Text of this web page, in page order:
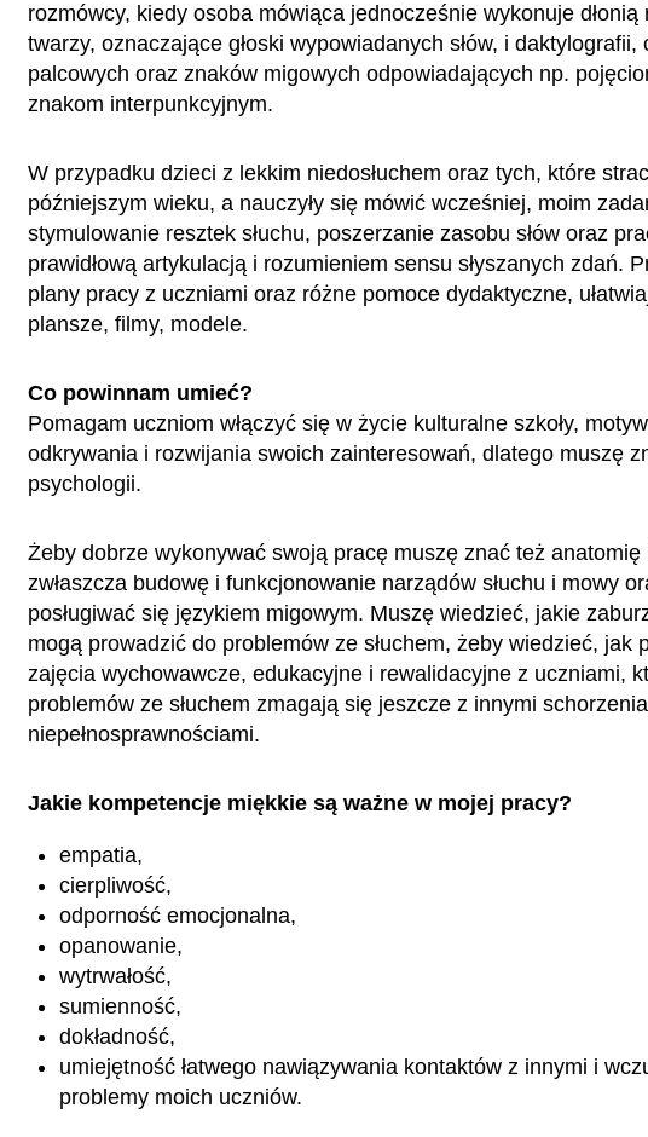
rozmówcy, kiedy osoba mówiąca jednocześnie wykonuje dłonią
twarzy, oznaczające głoski wypowiadanych słów, i daktylografii,
palcowych oraz znaków migowych odpowiadających np.
znakom interpunkcyjnym.
W przypadku dzieci z lekkim niedosłuchem oraz tych, które
późniejszym wieku, a nauczyły się mówić wcześniej, moim
stymulowanie resztek słuchu, poszerzanie zasobu słów oraz
prawidłową artykulacją i rozumieniem sensu słyszanych zdań.
plany pracy z uczniami oraz różne pomoce dydaktyczne,
plansze, filmy, modele.
Co powinnam umieć?
Pomagam uczniom włączyć się w życie kulturalne szkoły,
odkrywania i rozwijania swoich zainteresowań, dlatego muszę
psychologii.
Żeby dobrze wykonywać swoją pracę muszę znać też anatomię
zwłaszcza budowę i funkcjonowanie narządów słuchu i mowy
posługiwać się językiem migowym. Muszę wiedzieć, jakie
mogą prowadzić do problemów ze słuchem, żeby wiedzieć, jak
zajęcia wychowawcze, edukacyjne i rewalidacyjne z uczniami,
problemów ze słuchem zmagają się jeszcze z innymi
niepełnosprawnościami.
Jakie kompetencje miękkie są ważne w mojej pracy?
empatia,
cierpliwość,
odporność emocjonalna,
opanowanie,
wytrwałość,
sumienność,
dokładność,
umiejętność łatwego nawiązywania kontaktów z innymi i
problemy moich uczniów.